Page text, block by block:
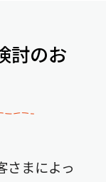
討のお
さまによっ